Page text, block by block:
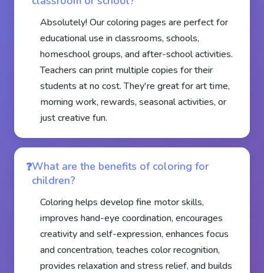
Absolutely! Our coloring pages are perfect for
educational use in classrooms, schools,
homeschool groups, and after-school activities.
Teachers can print multiple copies for their
students at no cost. They're great for art time,
morning work, rewards, seasonal activities, or
just creative fun.
What are the benefits of coloring for
children?
Coloring helps develop fine motor skills,
improves hand-eye coordination, encourages
creativity and self-expression, enhances focus
and concentration, teaches color recognition,
provides relaxation and stress relief, and builds